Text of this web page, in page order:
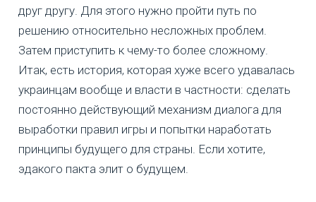
друг другу. Для этого нужно пройти путь по
решению относительно несложных проблем.
Затем приступить к чему-то более сложному.
Итак, есть история, которая хуже всего удавалась
украинцам вообще и власти в частности: сделать
постоянно действующий механизм диалога для
выработки правил игры и попытки наработать
принципы будущего для страны. Если хотите,
эдакого пакта элит о будущем.